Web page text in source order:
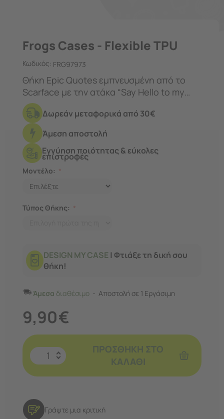
Frogs Cases - Flexible TPU
Κωδικός: FRG97973
Θήκη Epic Quotes εμπνευσμένη από το
Scarface με την ατάκα “Say Hello to my
little friend!”.
Δωρεάν μεταφορικά από 30€
Άμεση αποστολή
Εγγύηση ποιότητας & εύκολες
επιστροφές
Μοντέλο:
Τύπος Θήκης:
DESIGN MY CASE | Φτιάξε τη δική σου
θήκη!
Άμεσα διαθέσιμο Αποστολή σε 1 Εργάσιμη
9,90€
ΠΡΟΣΘΉΚΗ ΣΤΟ
ΚΑΛΆΘΙ
Γράψτε μια κριτική